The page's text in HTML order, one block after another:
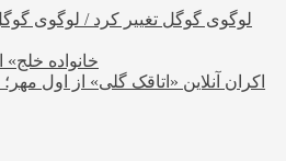
لوگوی گوگل تغییر کرد /
«خانواده
اکران آنلاین «اتاقک گلی» از اول